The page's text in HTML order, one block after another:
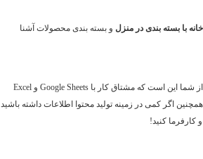
با بسته بندی در منزل و بسته بندی محصولات آشنا
مهارت های کامپیوتری قوی. منظور این کارفرمایان از شما این است که مشتاق کار با Google Sheets و Excel
اگر کمی در زمینه تولید محتوا اطلاعات داشته باشید
کارفرما کنید!